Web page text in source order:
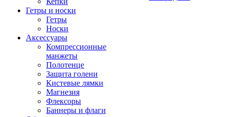
Гетры и носки
Гетры
Носки
Аксессуары
Компрессионные
манжеты
Полотенце
Защита голени
Кистевые лямки
Магнезия
Флексоры
Баннеры и флаги